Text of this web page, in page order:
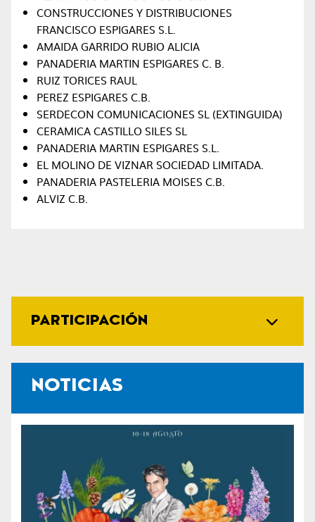
PARTICIPACIÓN
NOTICIAS
CONSTRUCCIONES Y DISTRIBUCIONES
FRANCISCO ESPIGARES S.L.
AMAIDA GARRIDO RUBIO ALICIA
PANADERIA MARTIN ESPIGARES C. B.
RUIZ TORICES RAUL
PEREZ ESPIGARES C.B.
SERDECON COMUNICACIONES SL (EXTINGUIDA)
CERAMICA CASTILLO SILES SL
PANADERIA MARTIN ESPIGARES S.L.
EL MOLINO DE VIZNAR SOCIEDAD LIMITADA.
PANADERIA PASTELERIA MOISES C.B.
ALVIZ C.B.